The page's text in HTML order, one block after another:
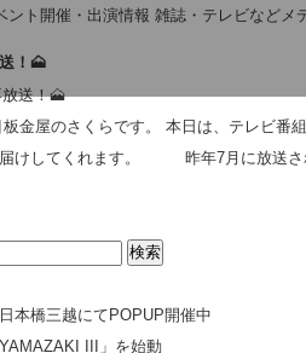
ント開催・出演情報 雑誌・テレビなどメ
！🗻
板金屋のさくらです。 本日は、テレビ
けしてくれます。 昨年7月に放送さ
本橋三越にてPOPUP開催中
III」を始動